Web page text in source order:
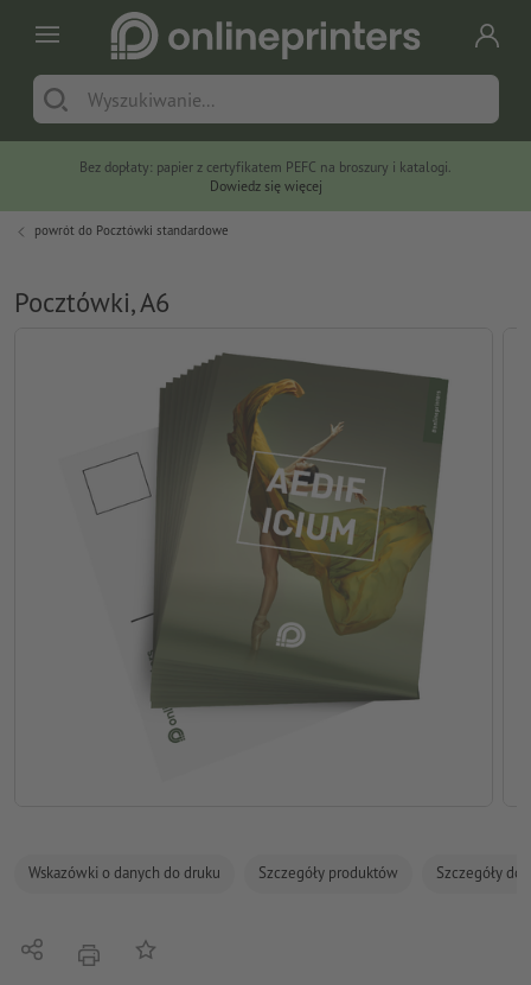
Bez dopłaty: papier z certyfikatem PEFC na broszury i katalogi.
Dowiedz się więcej
powrót do Pocztówki standardowe
Pocztówki, A6
Wskazówki o danych do druku Szczegóły produktów Szczegóły
UdostępnijNacisnąćDo listy obserwowanych